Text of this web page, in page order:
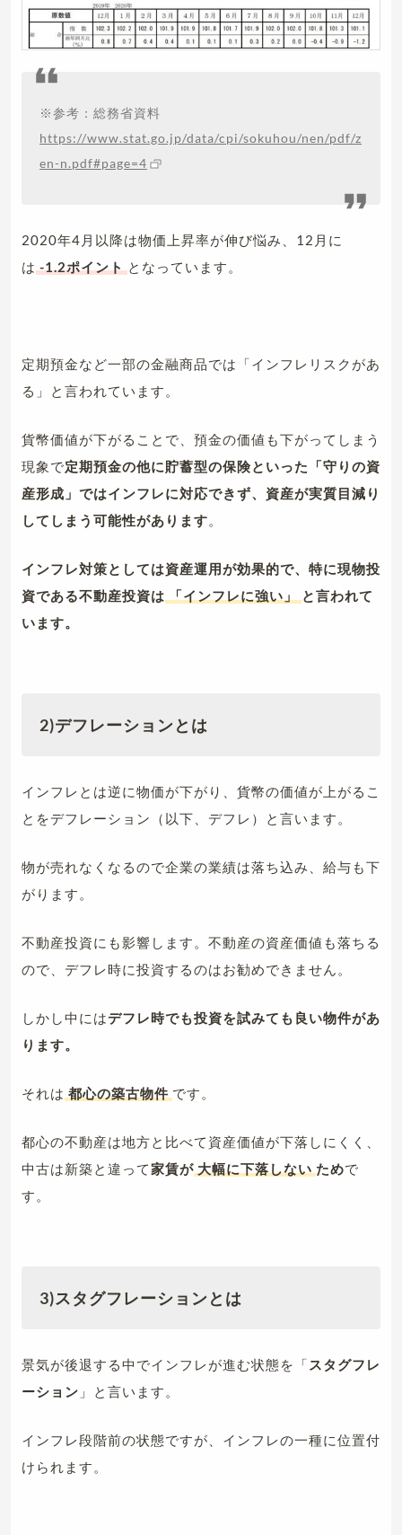
※参考：総務省資料
https://www.stat.go.jp/data/cpi/sokuhou/nen/pdf/z
en-n.pdf#page=4
2020年4月以降は物価上昇率が伸び悩み、12月に
は -1.2ポイント となっています。
定期預金など一部の金融商品では「インフレリスクがあ
る」と言われています。
貨幣価値が下がることで、預金の価値も下がってしまう
現象で定期預金の他に貯蓄型の保険といった「守りの資
産形成」ではインフレに対応できず、資産が実質目減り
してしまう可能性があります。
インフレ対策としては資産運用が効果的で、特に現物投
資である不動産投資は
「インフレに強い」
と言われて
います。
2)デフレーションとは
インフレとは逆に物価が下がり、貨幣の価値が上がるこ
とをデフレーション（以下、デフレ）と言います。
物が売れなくなるので企業の業績は落ち込み、給与も下
がります。
不動産投資にも影響します。不動産の資産価値も落ちる
ので、デフレ時に投資するのはお勧めできません。
しかし中にはデフレ時でも投資を試みても良い物件があ
ります。
それは 都心の築古物件 です。
都心の不動産は地方と比べて資産価値が下落しにくく、
中古は新築と違って家賃が 大幅に下落しない ためで
す。
3)スタグフレーションとは
景気が後退する中でインフレが進む状態を「 スタグフレ
ーション 」と言います。
インフレ段階前の状態ですが、インフレの一種に位置付
けられます。